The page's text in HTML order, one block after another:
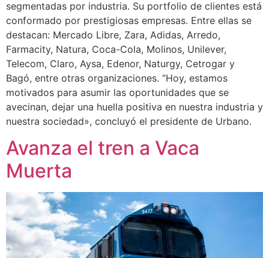
segmentadas por industria. Su portfolio de clientes está
conformado por prestigiosas empresas. Entre ellas se
destacan: Mercado Libre, Zara, Adidas, Arredo,
Farmacity, Natura, Coca-Cola, Molinos, Unilever,
Telecom, Claro, Aysa, Edenor, Naturgy, Cetrogar y
Bagó, entre otras organizaciones. “Hoy, estamos
motivados para asumir las oportunidades que se
avecinan, dejar una huella positiva en nuestra industria y
nuestra sociedad», concluyó el presidente de Urbano.
Avanza el tren a Vaca
Muerta